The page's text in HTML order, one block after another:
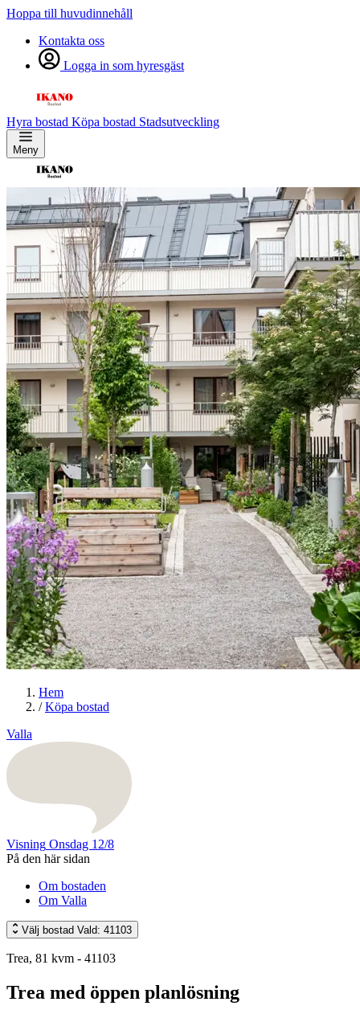
Hoppa till huvudinnehåll
Kontakta oss
Logga in som hyresgäst
Hyra bostad Köpa bostad Stadsutveckling
Meny
Hem
/ Köpa bostad
Valla
Visning Onsdag 12/8
På den här sidan
Om bostaden
Om Valla
Välj bostad Vald: 41103
Trea, 81 kvm - 41103
Trea med öppen planlösning